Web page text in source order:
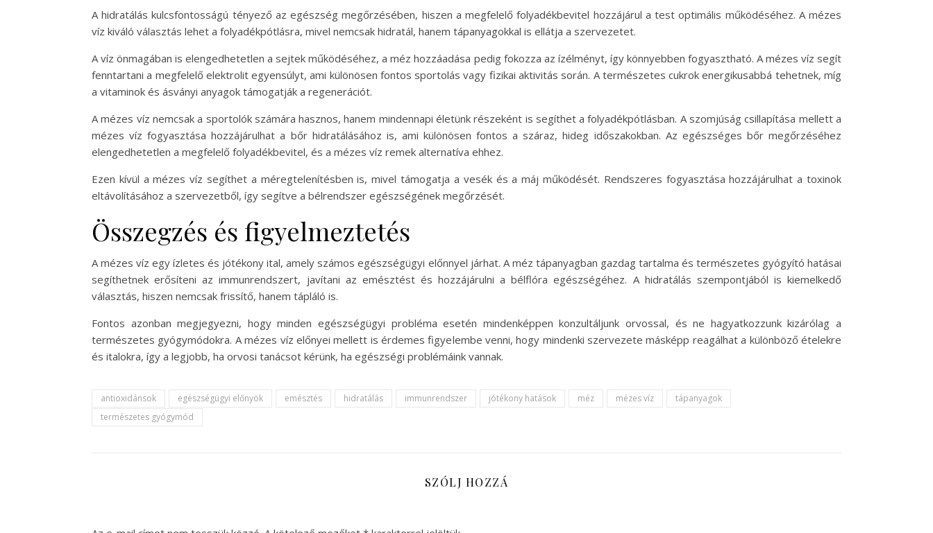
A hidratálás kulcsfontosságú tényező az egészség megőrzésében, hiszen a megfelelő folyadékbevitel hozzájárul a test optimális működéséhez. A mézes
víz kiváló választás lehet a folyadékpótlásra, mivel nemcsak hidratál, hanem tápanyagokkal is ellátja a szervezetet.
A víz önmagában is elengedhetetlen a sejtek működéséhez, a méz hozzáadása pedig fokozza az ízélményt, így könnyebben fogyasztható. A mézes víz segít
fenntartani a megfelelő elektrolit egyensúlyt, ami különösen fontos sportolás vagy fizikai aktivitás során. A természetes cukrok energikusabbá tehetnek, míg
a vitaminok és ásványi anyagok támogatják a regenerációt.
A mézes víz nemcsak a sportolók számára hasznos, hanem mindennapi életünk részeként is segíthet a folyadékpótlásban. A szomjúság csillapítása mellett a
mézes víz fogyasztása hozzájárulhat a bőr hidratálásához is, ami különösen fontos a száraz, hideg időszakokban. Az egészséges bőr megőrzéséhez
elengedhetetlen a megfelelő folyadékbevitel, és a mézes víz remek alternatíva ehhez.
Ezen kívül a mézes víz segíthet a méregtelenítésben is, mivel támogatja a vesék és a máj működését. Rendszeres fogyasztása hozzájárulhat a toxinok
eltávolításához a szervezetből, így segítve a bélrendszer egészségének megőrzését.
Összegzés és figyelmeztetés
A mézes víz egy ízletes és jótékony ital, amely számos egészségügyi előnnyel járhat. A méz tápanyagban gazdag tartalma és természetes gyógyító hatásai
segíthetnek erősíteni az immunrendszert, javítani az emésztést és hozzájárulni a bélflóra egészségéhez. A hidratálás szempontjából is kiemelkedő
választás, hiszen nemcsak frissítő, hanem tápláló is.
Fontos azonban megjegyezni, hogy minden egészségügyi probléma esetén mindenképpen konzultáljunk orvossal, és ne hagyatkozzunk kizárólag a
természetes gyógymódokra. A mézes víz előnyei mellett is érdemes figyelembe venni, hogy mindenki szervezete másképp reagálhat a különböző ételekre
és italokra, így a legjobb, ha orvosi tanácsot kérünk, ha egészségi problémáink vannak.
antioxidánsok egészségügyi előnyök emésztés hidratálás immunrendszer jótékony hatások méz mézes víz
tápanyagok
természetes gyógymód
SZÓLJ HOZZÁ